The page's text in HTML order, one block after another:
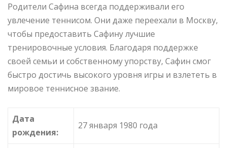
Родители Сафина всегда поддерживали его
увлечение теннисом. Они даже переехали в Москву,
чтобы предоставить Сафину лучшие
тренировочные условия. Благодаря поддержке
своей семьи и собственному упорству, Сафин смог
быстро достичь высокого уровня игры и взлететь в
мировое теннисное звание.
Дата
рождения:
27 января 1980 года